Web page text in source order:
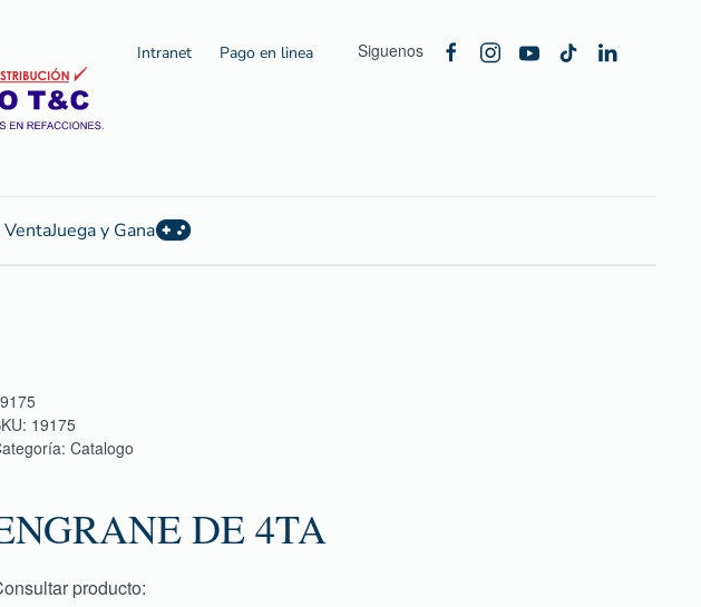
Intranet Pago en linea Siguenos
VentaJuega y Gana
19175
Catalogo
DE 4TA
producto: